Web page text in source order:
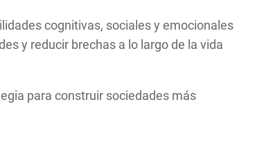
cognitivas, sociales y emocionales
y reducir brechas a lo largo de la vida
para construir sociedades más